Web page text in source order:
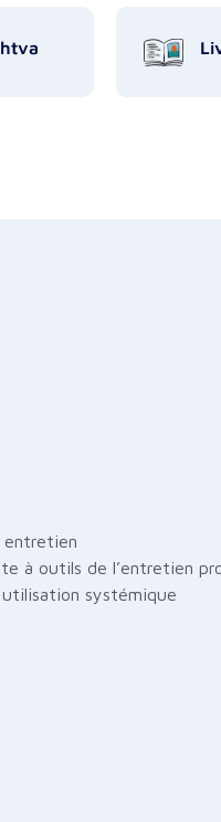
entretien
à outils de l’entretien
systémique